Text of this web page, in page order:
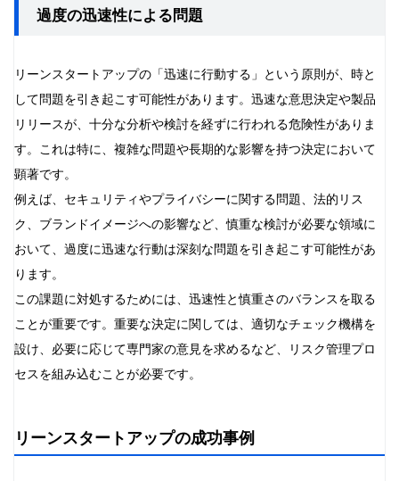
過度の迅速性による問題
リーンスタートアップの「迅速に行動する」という原則が、時と
して問題を引き起こす可能性があります。迅速な意思決定や製品
リリースが、十分な分析や検討を経ずに行われる危険性がありま
す。これは特に、複雑な問題や長期的な影響を持つ決定において
顕著です。
例えば、セキュリティやプライバシーに関する問題、法的リス
ク、ブランドイメージへの影響など、慎重な検討が必要な領域に
おいて、過度に迅速な行動は深刻な問題を引き起こす可能性があ
ります。
この課題に対処するためには、迅速性と慎重さのバランスを取る
ことが重要です。重要な決定に関しては、適切なチェック機構を
設け、必要に応じて専門家の意見を求めるなど、リスク管理プロ
セスを組み込むことが必要です。
リーンスタートアップの成功事例